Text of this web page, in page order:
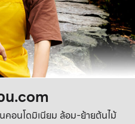
น.com
อนโดมิเนียม ล้อม-ย้ายต้นไม้